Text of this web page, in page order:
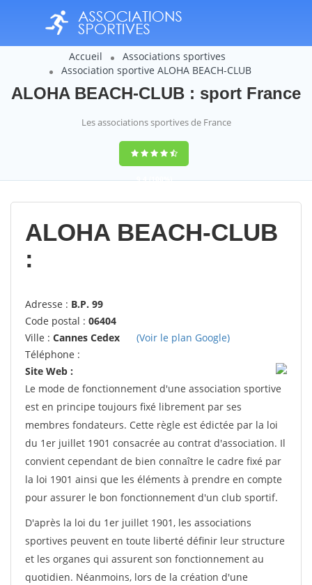
Accueil
Associations sportives
Association sportive ALOHA BEACH-CLUB
ALOHA BEACH-CLUB : sport France
Les associations sportives de France
9,4(100%)
14358votes
ALOHA BEACH-CLUB
:
Adresse : B.P. 99
Code postal : 06404
Ville : Cannes Cedex
(Voir le plan Google)
Téléphone :
Site Web :
Le mode de fonctionnement d'une association sportive
est en principe toujours fixé librement par ses
membres fondateurs. Cette règle est édictée par la loi
du 1er juillet 1901 consacrée au contrat d'association. Il
convient cependant de bien connaître le cadre fixé par
la loi 1901 ainsi que les éléments à prendre en compte
pour assurer le bon fonctionnement d'un club sportif.
D'après la loi du 1er juillet 1901, les associations
sportives peuvent en toute liberté définir leur structure
et les organes qui assurent son fonctionnement au
quotidien. Néanmoins, lors de la création d'une